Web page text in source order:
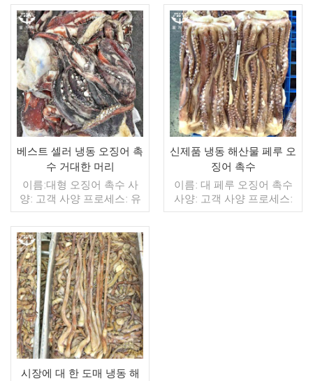
베스트 셀러 냉동 오징어 촉
수 거대한 머리
이름:대형 오징어 촉수 사
양: 고객 사양 프로세스: 유
약: BQF 40%(맞춤형) 포장:
1kg / 가방, 10kg / 짠 가방
(맞춤형) 판매 모델: 도매/수
출 min. 주문: 20피트 컨테
이너 / 40피트 컨테이너 지
불: 보자마자 TT / С확인된
취소 불가능한 LC 배송: 입
금 확인 후 20일 이내 원산
지: 중국 브랜드: 푸 왕 행
더 읽기
신제품 냉동 해산물 페루 오
징어 촉수
이름: 대 페루 오징어 촉수
사양: 고객 사양 프로세스:
컷 유약: BQF 40%(맞춤형)
시장에 대 한 도매 냉동 해